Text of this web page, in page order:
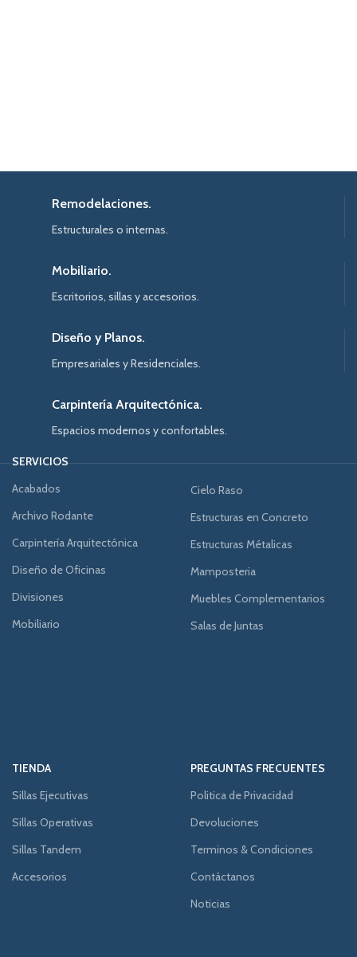
Remodelaciones.
Estructurales o internas.
Mobiliario.
Escritorios, sillas y accesorios.
Diseño y Planos.
Empresariales y Residenciales.
Carpintería Arquitectónica.
Espacios modernos y confortables.
SERVICIOS
Acabados
Archivo Rodante
Carpintería Arquitectónica
Diseño de Oficinas
Divisiones
Mobiliario
Cielo Raso
Estructuras en Concreto
Estructuras Métalicas
Mamposteria
Muebles Complementarios
Salas de Juntas
TIENDA
Sillas Ejecutivas
Sillas Operativas
Sillas Tandem
Accesorios
PREGUNTAS FRECUENTES
Politica de Privacidad
Devoluciones
Terminos & Condiciones
Contáctanos
Noticias